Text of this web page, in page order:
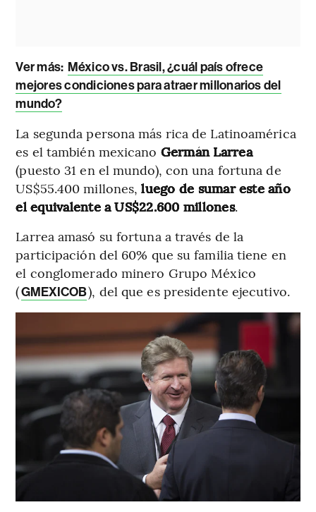
Ver más: México vs. Brasil, ¿cuál país ofrece
mejores condiciones para atraer millonarios del
mundo?
La segunda persona más rica de Latinoamérica
es el también mexicano Germán Larrea
(puesto 31 en el mundo), con una fortuna de
US$55.400 millones,luego de sumar este año
el equivalente a US$22.600 millones.
Larrea amasó su fortuna a través de la
participación del 60% que su familia tiene en
el conglomerado minero Grupo México
(GMEXICOB), del que es presidente ejecutivo.